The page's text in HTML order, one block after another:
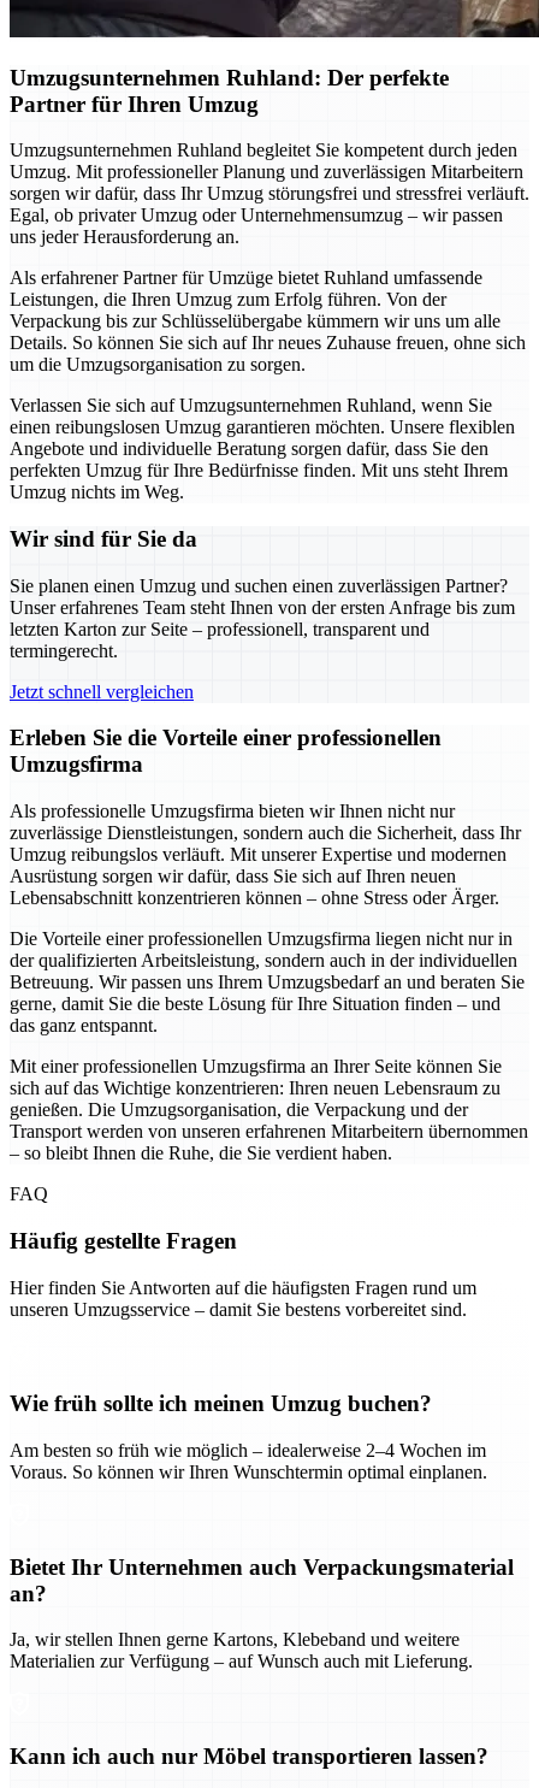
Umzugsunternehmen Ruhland: Der perfekte
Partner für Ihren Umzug
Umzugsunternehmen Ruhland begleitet Sie kompetent durch jeden
Umzug. Mit professioneller Planung und zuverlässigen Mitarbeitern
sorgen wir dafür, dass Ihr Umzug störungsfrei und stressfrei verläuft.
Egal, ob privater Umzug oder Unternehmensumzug – wir passen
uns jeder Herausforderung an.
Als erfahrener Partner für Umzüge bietet Ruhland umfassende
Leistungen, die Ihren Umzug zum Erfolg führen. Von der
Verpackung bis zur Schlüsselübergabe kümmern wir uns um alle
Details. So können Sie sich auf Ihr neues Zuhause freuen, ohne sich
um die Umzugsorganisation zu sorgen.
Verlassen Sie sich auf Umzugsunternehmen Ruhland, wenn Sie
einen reibungslosen Umzug garantieren möchten. Unsere flexiblen
Angebote und individuelle Beratung sorgen dafür, dass Sie den
perfekten Umzug für Ihre Bedürfnisse finden. Mit uns steht Ihrem
Umzug nichts im Weg.
Wir sind für Sie da
Sie planen einen Umzug und suchen einen zuverlässigen Partner?
Unser erfahrenes Team steht Ihnen von der ersten Anfrage bis zum
letzten Karton zur Seite – professionell, transparent und
termingerecht.
Jetzt schnell vergleichen
Erleben Sie die Vorteile einer professionellen
Umzugsfirma
Als professionelle Umzugsfirma bieten wir Ihnen nicht nur
zuverlässige Dienstleistungen, sondern auch die Sicherheit, dass Ihr
Umzug reibungslos verläuft. Mit unserer Expertise und modernen
Ausrüstung sorgen wir dafür, dass Sie sich auf Ihren neuen
Lebensabschnitt konzentrieren können – ohne Stress oder Ärger.
Die Vorteile einer professionellen Umzugsfirma liegen nicht nur in
der qualifizierten Arbeitsleistung, sondern auch in der individuellen
Betreuung. Wir passen uns Ihrem Umzugsbedarf an und beraten Sie
gerne, damit Sie die beste Lösung für Ihre Situation finden – und
das ganz entspannt.
Mit einer professionellen Umzugsfirma an Ihrer Seite können Sie
sich auf das Wichtige konzentrieren: Ihren neuen Lebensraum zu
genießen. Die Umzugsorganisation, die Verpackung und der
Transport werden von unseren erfahrenen Mitarbeitern übernommen
– so bleibt Ihnen die Ruhe, die Sie verdient haben.
FAQ
Häufig gestellte Fragen
Hier finden Sie Antworten auf die häufigsten Fragen rund um
unseren Umzugsservice – damit Sie bestens vorbereitet sind.
Wie früh sollte ich meinen Umzug buchen?
Am besten so früh wie möglich – idealerweise 2–4 Wochen im
Voraus. So können wir Ihren Wunschtermin optimal einplanen.
Bietet Ihr Unternehmen auch Verpackungsmaterial
an?
Ja, wir stellen Ihnen gerne Kartons, Klebeband und weitere
Materialien zur Verfügung – auf Wunsch auch mit Lieferung.
Kann ich auch nur Möbel transportieren lassen?